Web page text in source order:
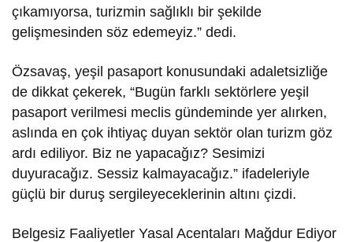
çıkamıyorsa, turizmin sağlıklı bir şekilde
gelişmesinden söz edemeyiz.” dedi.
Özsavaş, yeşil pasaport konusundaki adaletsizliğe
de dikkat çekerek, “Bugün farklı sektörlere yeşil
pasaport verilmesi meclis gündeminde yer alırken,
aslında en çok ihtiyaç duyan sektör olan turizm göz
ardı ediliyor. Biz ne yapacağız? Sesimizi
duyuracağız. Sessiz kalmayacağız.” ifadeleriyle
güçlü bir duruş sergileyeceklerinin altını çizdi.
Belgesiz Faaliyetler Yasal Acentaları Mağdur Ediyor